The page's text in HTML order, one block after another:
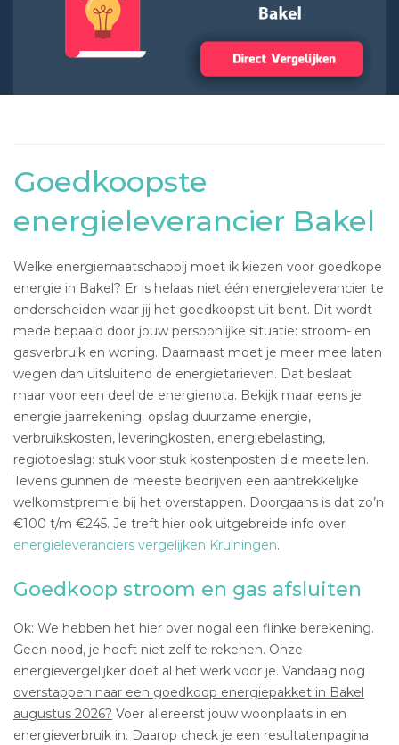
Goedkoopste
energieleverancier Bakel
Welke energiemaatschappij moet ik kiezen voor goedkope
energie in Bakel? Er is helaas niet één energieleverancier te
onderscheiden waar jij het goedkoopst uit bent. Dit wordt
mede bepaald door jouw persoonlijke situatie: stroom- en
gasverbruik en woning. Daarnaast moet je meer mee laten
wegen dan uitsluitend de energietarieven. Dat beslaat
maar voor een deel de energienota. Bekijk maar eens je
energie jaarrekening: opslag duurzame energie,
verbruikskosten, leveringkosten, energiebelasting,
regiotoeslag: stuk voor stuk kostenposten die meetellen.
Tevens gunnen de meeste bedrijven een aantrekkelijke
welkomstpremie bij het overstappen. Doorgaans is dat zo’n
€100 t/m €245. Je treft hier ook uitgebreide info over
energieleveranciers vergelijken Kruiningen.
Goedkoop stroom en gas afsluiten
Ok: We hebben het hier over nogal een flinke berekening.
Geen nood, je hoeft niet zelf te rekenen. Onze
energievergelijker doet al het werk voor je. Vandaag nog
overstappen naar een goedkoop energiepakket in Bakel
augustus 2026? Voer allereerst jouw woonplaats in en
energieverbruik in. Daarop check je een resultatenpagina